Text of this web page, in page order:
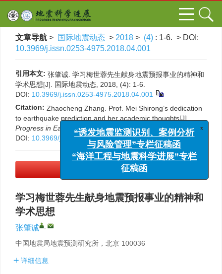
文章导航 > 国际地震动态 > 2018 > (4) : 1-6. > DOI:
10.3969/j.issn.0253-4975.2018.04.001
引用本文: 张肇诚. 学习梅世蓉先生献身地震预报事业的精神和
学术思想[J]. 国际地震动态, 2018, (4): 1-6.
DOI: 10.3969/j.issn.0253-4975.2018.04.001
Citation: Zhaocheng Zhang. Prof. Mei Shirong’s dedication
to earthquake prediction and her academic thoughts[J].
Progress in Earthquake Sciences, 2018, (4): 1-6.
DOI: 10.3969/j.issn.0253-4975.2018.04.001
(366 KB)
学习梅世蓉先生献身地震预报事业的精神和
学术思想
张肇诚 ,
中国地震局地震预测研究所，北京 100036
详细信息
“诱发地震监测识别、案例分析
与风险管理”专栏征稿函
“海洋工程与地震科学进展”专栏
征稿函